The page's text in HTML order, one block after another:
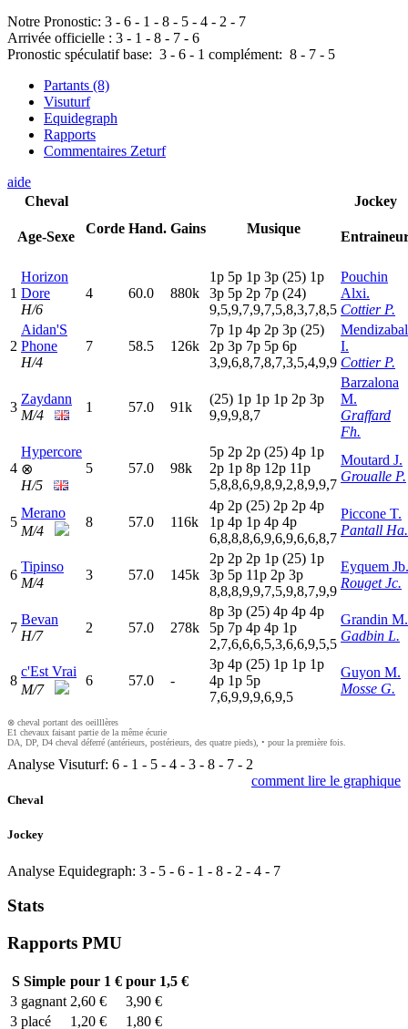
Notre Pronostic: 3 - 6 - 1 - 8 - 5 - 4 - 2 - 7
Arrivée officielle : 3 - 1 - 8 - 7 - 6
Pronostic spéculatif base: 3 - 6 - 1 complément: 8 - 7 - 5
Partants (8)
Visuturf
Equidegraph
Rapports
Commentaires Zeturf
aide
Cheval
Age-Sexe
Corde Hand. Gains Musique
Jockey
1
Horizon
Dore
H/6
4 60.0 880k
1p 5p 1p 3p (25) 1p
3p 5p 2p 7p (24)
9,5,9,7,9,7,5,8,3,7,8,5
Pouchin
Alxi.
Cottier P.
2
Aidan'S
Phone
H/4
7 58.5 126k
7p 1p 4p 2p 3p (25)
2p 3p 7p 5p 6p
3,9,6,8,7,8,7,3,5,4,9,9
Mendizabal
I.
Cottier P.
3
Zaydann
M/4
1 57.0 91k
(25) 1p 1p 1p 2p 3p
9,9,9,8,7
Barzalona
M.
Graffard
Fh.
4
Hypercore
⊗
H/5
5 57.0 98k
5p 2p 2p (25) 4p 1p
2p 1p 8p 12p 11p
5,8,8,6,9,8,9,2,8,9,9,7
Moutard J.
Groualle P.
5
Merano
M/4
8 57.0 116k
4p 2p (25) 2p 2p 4p
1p 4p 1p 4p 4p
6,8,8,8,6,9,6,9,6,6,8,7
Piccone T.
Pantall Ha.
6
Tipinso
M/4
3 57.0 145k
2p 2p 2p 1p (25) 1p
3p 5p 11p 2p 3p
8,8,8,9,9,7,5,9,8,7,9,9
Eyquem Jb.
Rouget Jc.
7
Bevan
H/7
2 57.0 278k
8p 3p (25) 4p 4p 4p
5p 7p 4p 4p 1p
2,7,6,6,6,5,3,6,6,9,5,5
Grandin M.
Gadbin L.
8
c'Est Vrai
M/7
6 57.0 -
3p 4p (25) 1p 1p 1p
4p 1p 5p
7,6,9,9,9,6,9,5
Guyon M.
Mosse G.
⊗ cheval portant des oeilllères
E1 chevaux faisant partie de la même écurie
DA, DP, D4 cheval déferré (antérieurs, postérieurs, des quatre pieds), • pour la première fois.
Analyse Visuturf: 6 - 1 - 5 - 4 - 3 - 8 - 7 - 2
comment lire le graphique
Cheval
Jockey
Analyse Equidegraph: 3 - 5 - 6 - 1 - 8 - 2 - 4 - 7
Stats
Rapports PMU
SSimple pour 1 € pour 1,5 €
3 gagnant 2,60 €
3,90 €
3 placé 1,20 € 1,80 €